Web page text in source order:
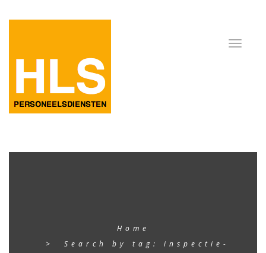
Home
Search by tag: inspectie-